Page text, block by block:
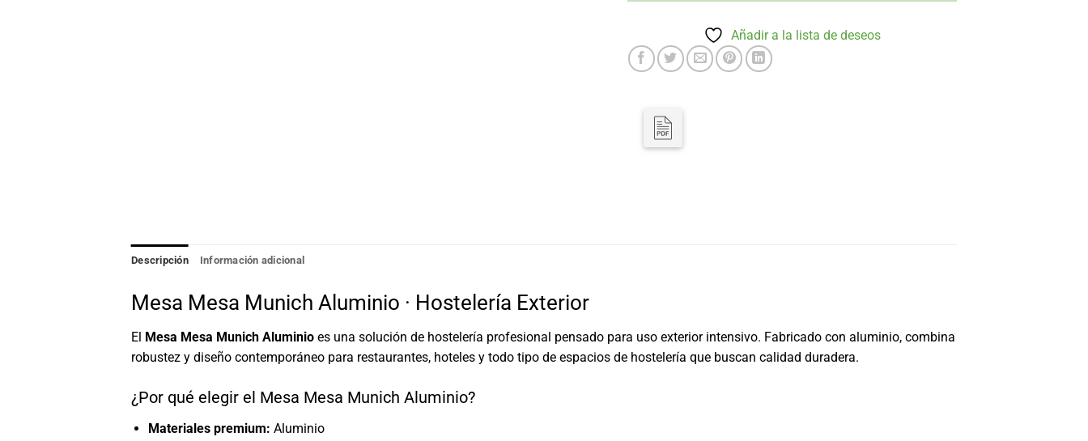
Añadir a la lista de deseos
Descripción Información adicional
Mesa Mesa Munich Aluminio · Hostelería Exterior
El Mesa Mesa Munich Aluminio es una solución de hostelería profesional pensado para uso exterior intensivo. Fabricado con aluminio, combina
robustez y diseño contemporáneo para restaurantes, hoteles y todo tipo de espacios de hostelería que buscan calidad duradera.
¿Por qué elegir el Mesa Mesa Munich Aluminio?
Materiales premium: Aluminio